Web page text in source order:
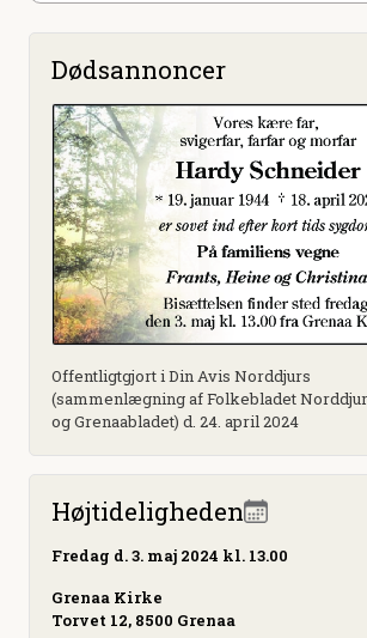
Dødsannoncer
Offentligtgjort i Din Avis Norddjurs
(sammenlægning af Folkebladet
og Grenaabladet) d. 24. april 2024
Højtideligheden
Fredag d. 3. maj 2024 kl. 13.00
Grenaa Kirke
Torvet 12, 8500 Grenaa